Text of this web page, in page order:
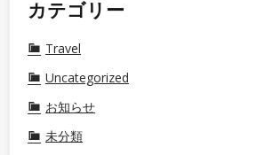
カテゴリー
Travel
Uncategorized
お知らせ
未分類